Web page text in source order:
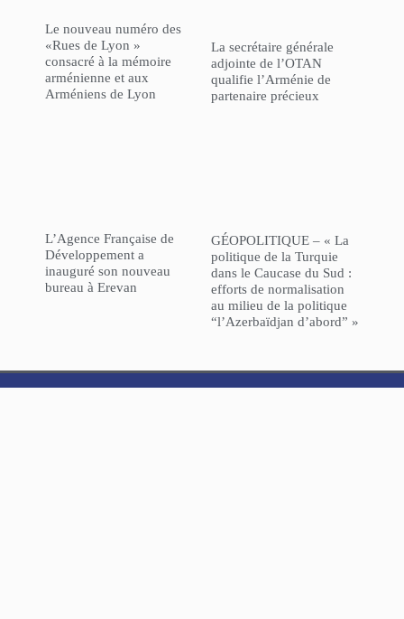
Le nouveau numéro des
«Rues de Lyon »
consacré à la mémoire
arménienne et aux
Arméniens de Lyon
L’Agence Française de
Développement a
inauguré son nouveau
bureau à Erevan
La secrétaire générale
adjointe de l’OTAN
qualifie l’Arménie de
partenaire précieux
GÉOPOLITIQUE – « La
politique de la Turquie
dans le Caucase du Sud :
efforts de normalisation
au milieu de la politique
“l’Azerbaïdjan d’abord” »